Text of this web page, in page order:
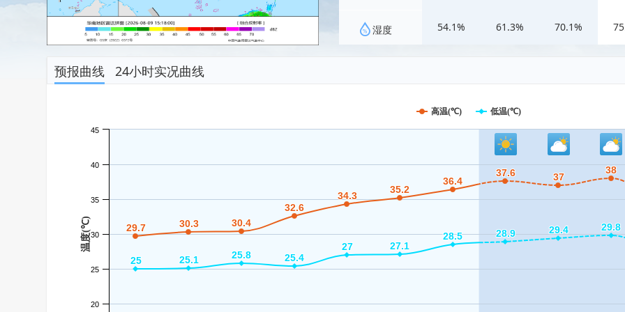
湿度 54.1% 61.3% 70.1%
预报曲线 24小时实况曲线
温度(℃) 29.7
29.7 30.3
30.3 30.4
30.4
32.6
32.6
34.3
34.3
35.2
35.2
36.4
36.4
37.6
37.6 37
37
38
38
25
25 25.1
25.1 25.8
25.8 25.4
25.4
27
27 27.1
27.1
28.5
28.5 28.9
28.9 29.4
29.4 29.8
29.8
高温(℃) 低温(℃)
20
25
30
35
40
45